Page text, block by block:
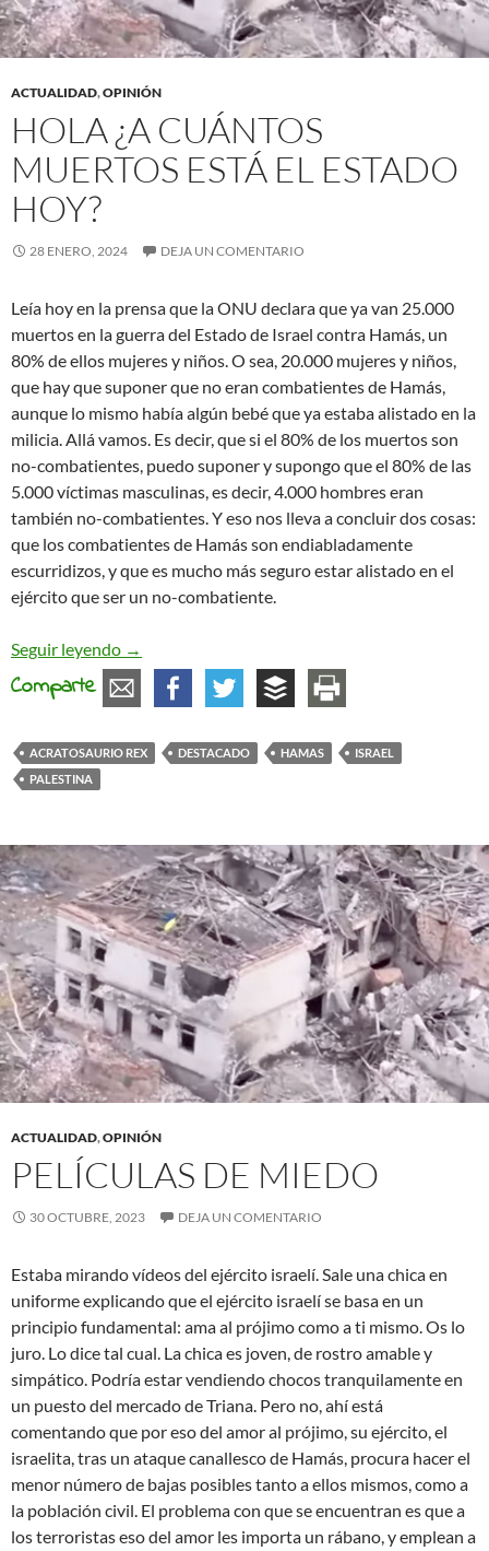
ACTUALIDAD,OPINIÓN
HOLA ¿A CUÁNTOS
MUERTOS ESTÁ EL ESTADO
HOY?
28 ENERO, 2024 DEJA UN COMENTARIO
Leía hoy en la prensa que la ONU declara que ya van 25.000
muertos en la guerra del Estado de Israel contra Hamás, un
80% de ellos mujeres y niños. O sea, 20.000 mujeres y niños,
que hay que suponer que no eran combatientes de Hamás,
aunque lo mismo había algún bebé que ya estaba alistado en la
milicia. Allá vamos. Es decir, que si el 80% de los muertos son
no-combatientes, puedo suponer y supongo que el 80% de las
5.000 víctimas masculinas, es decir, 4.000 hombres eran
también no-combatientes. Y eso nos lleva a concluir dos cosas:
que los combatientes de Hamás son endiabladamente
escurridizos, y que es mucho más seguro estar alistado en el
ejército que ser un no-combatiente.
Seguir leyendo Hola ¿A cuántos muertos está el Estado hoy?
→
Comparte
ACRATOSAURIO REX DESTACADO HAMAS
ISRAEL
PALESTINA
ACTUALIDAD,OPINIÓN
PELÍCULAS DE MIEDO
30 OCTUBRE, 2023 DEJA UN COMENTARIO
Estaba mirando vídeos del ejército israelí. Sale una chica en
uniforme explicando que el ejército israelí se basa en un
principio fundamental: ama al prójimo como a ti mismo. Os lo
juro. Lo dice tal cual. La chica es joven, de rostro amable y
simpático. Podría estar vendiendo chocos tranquilamente en
un puesto del mercado de Triana. Pero no, ahí está
comentando que por eso del amor al prójimo, su ejército, el
israelita, tras un ataque canallesco de Hamás, procura hacer el
menor número de bajas posibles tanto a ellos mismos, como a
la población civil. El problema con que se encuentran es que a
los terroristas eso del amor les importa un rábano, y emplean a